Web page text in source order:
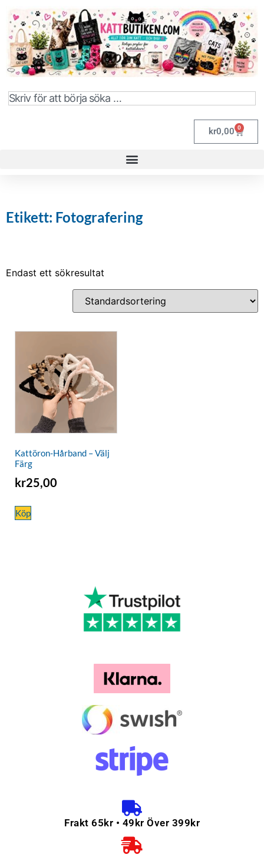
kr0,00 0
Etikett: Fotografering
Endast ett sökresultat
Kattöron-Hårband – Välj
Färg
kr25,00
Köp
Frakt 65kr • 49kr Över 399kr